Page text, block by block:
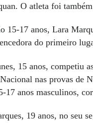
O atleta foi
15-17 anos, Lara
do primeiro
15 anos, competiu
nas provas de
17 anos masculinos,
19 anos, no seu